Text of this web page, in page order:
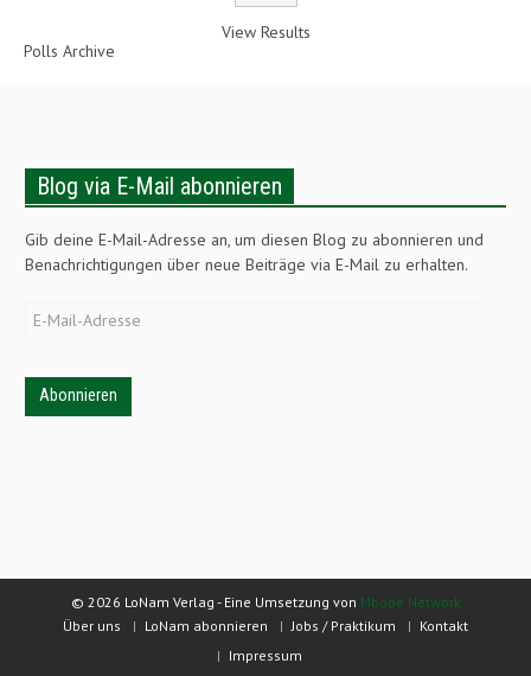
View Results
Polls Archive
Blog via E-Mail abonnieren
Gib deine E-Mail-Adresse an, um diesen Blog zu abonnieren und
Benachrichtigungen über neue Beiträge via E-Mail zu erhalten.
E-
© 2026 LoNam Verlag - Eine Umsetzung von Mbope Network
Über uns
LoNam abonnieren Jobs / Praktikum
Kontakt
Impressum